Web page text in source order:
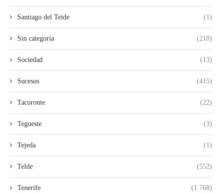
Santiago del Teide (1)
Sin categoria (218)
Sociedad (13)
Sucesos (415)
Tacoronte (22)
Tegueste (3)
Tejeda (1)
Telde (552)
Tenerife (1.768)